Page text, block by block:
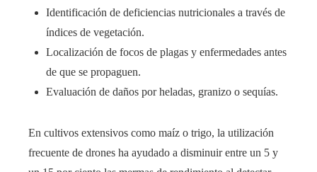
Identificación de deficiencias nutricionales a través de
índices de vegetación.
Localización de focos de plagas y enfermedades antes
de que se propaguen.
Evaluación de daños por heladas, granizo o sequías.
En cultivos extensivos como maíz o trigo, la utilización
frecuente de drones ha ayudado a disminuir entre un 5 y